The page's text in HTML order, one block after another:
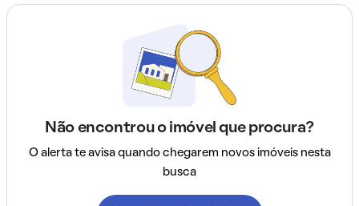
Não encontrou o imóvel que procura?
O alerta te avisa quando chegarem novos imóveis nesta
busca